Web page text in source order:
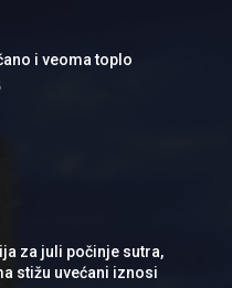
i veoma toplo
za juli počinje sutra,
stižu uvećani iznosi